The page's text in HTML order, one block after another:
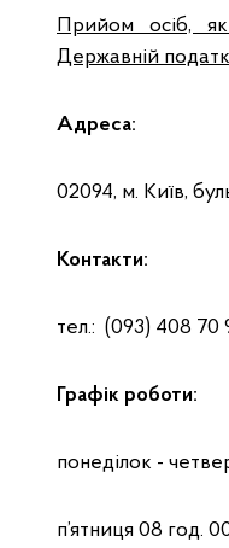
Прийом осіб,
Державній
Адреса:
02094, м. Київ,
Контакти:
тел.: (093) 408 70
Графік роботи:
понеділок -
п’ятниця 08 год.